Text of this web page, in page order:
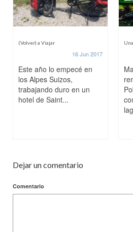
(Volver) a Viajar
16 Jun 2017
Este año lo empecé en
los Alpes Suizos,
trabajando duro en un
hotel de Saint...
Dejar un comentario
Comentario